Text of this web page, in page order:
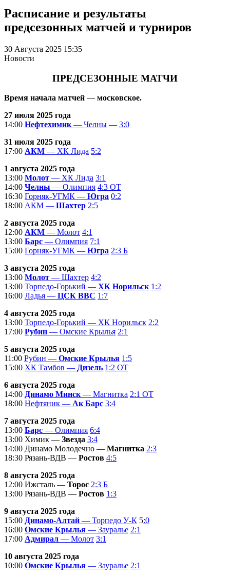
Расписание и результаты
предсезонных матчей и турниров
30 Августа 2025 15:35
Новости
ПРЕДСЕЗОННЫЕ МАТЧИ
Время начала матчей — московское.
27 июля 2025 года
14:00 Нефтехимик — Челны — 3:0
31 июля 2025 года
17:00 АКМ — ХК Лида 5:2
1 августа 2025 года
13:00 Молот — ХК Лида 3:1
14:00 Челны — Олимпия 4:3 ОТ
16:30 Горняк-УГМК — Югра 0:2
18:00 АКМ — Шахтер 2:5
2 августа 2025 года
12:00 АКМ — Молот 4:1
13:00 Барс — Олимпия 7:1
15:00 Горняк-УГМК — Югра 2:3 Б
3 августа 2025 года
13:00 Молот — Шахтер 4:2
13:00 Торпедо-Горький — ХК Норильск 1:2
16:00 Ладья — ЦСК ВВС 1:7
4 августа 2025 года
13:00 Торпедо-Горький — ХК Норильск 2:2
17:00 Рубин — Омские Крылья 2:1
5 августа 2025 года
11:00 Рубин — Омские Крылья 1:5
15:00 ХК Тамбов — Дизель 1:2 ОТ
6 августа 2025 года
14:00 Динамо Минск — Магнитка 2:1 ОТ
18:00 Нефтяник — Ак Барс 3:4
7 августа 2025 года
13:00 Барс — Олимпия 6:4
13:00 Химик — Звезда 3:4
14:00 Динамо Молодечно — Магнитка 2:3
18:30 Рязань-ВДВ — Ростов 4:5
8 августа 2025 года
12:00 Ижсталь — Торос 2:3 Б
13:00 Рязань-ВДВ — Ростов 1:3
9 августа 2025 года
15:00 Динамо-Алтай — Торпедо У-К 5:0
16:00 Омские Крылья — Зауралье 2:1
17:00 Адмирал — Молот 3:1
10 августа 2025 года
10:00 Омские Крылья — Зауралье 2:1